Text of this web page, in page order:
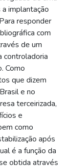
implantação
responder
com
de um
controladoria
Como
que dizem
e no
terceirizada,
e
como
após
é a função da
obtida através